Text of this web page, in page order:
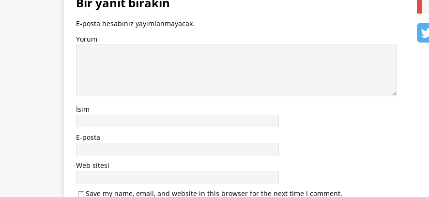
E-posta hesabınız yayımlanmayacak.
Yorum
İsim
E-posta
Web sitesi
Save my name, email, and website in this browser for the next time I comment.